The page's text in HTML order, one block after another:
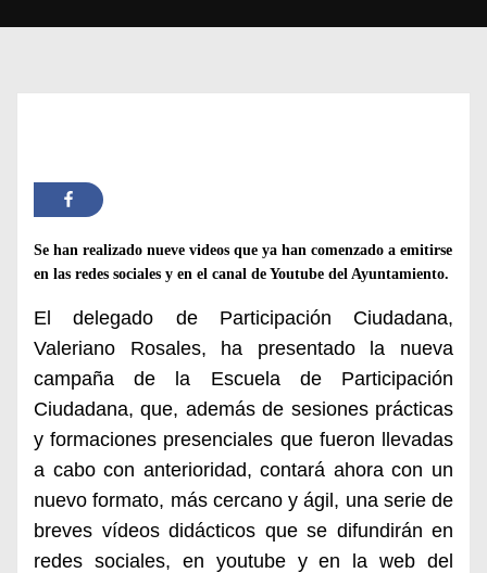
Se han realizado nueve videos que ya han comenzado a emitirse
en las redes sociales y en el canal de Youtube del Ayuntamiento.
El delegado de Participación Ciudadana,
Valeriano Rosales, ha presentado la nueva
campaña de la Escuela de Participación
Ciudadana, que, además de sesiones prácticas
y formaciones presenciales que fueron llevadas
a cabo con anterioridad, contará ahora con un
nuevo formato, más cercano y ágil, una serie de
breves vídeos didácticos que se difundirán en
redes sociales, en youtube y en la web del